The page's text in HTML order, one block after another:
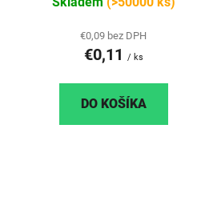
€0,09 bez DPH
€0,11 / ks
DO KOŠÍKA